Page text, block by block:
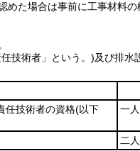
た場合は事前に工事材料の
技術者」という。)及び排水
任技術者の資格(以下
一
二